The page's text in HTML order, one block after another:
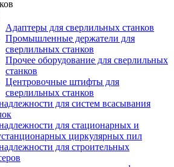
Адаптеры для сверлильных станков
Промышленные держатели для
сверлильных станков
Прочее оборудование для сверлильных
станков
Центровочные штифты для
сверлильных станков
для систем всасывания
для стационарных и
циркулярных пил
для строительных